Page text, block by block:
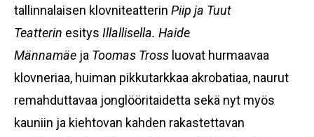
tallinnalaisen klovniteatterin Piip ja Tuut
Teatterin esitys Illallisella. Haide
Männamäe ja Toomas Tross luovat hurmaavaa
klovneriaa, huiman pikkutarkkaa akrobatiaa, naurut
remahduttavaa jonglööritaidetta sekä nyt myös
kauniin ja kiehtovan kahden rakastettavan